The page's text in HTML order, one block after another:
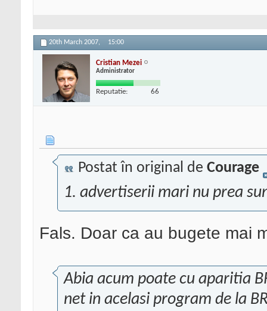
20th March 2007, 15:00
Cristian Mezei
Administrator
Reputatie: 66
Postat în original de Courage
1. advertiserii mari nu prea
Fals. Doar ca au bugete mai
Abia acum poate cu aparitia
net in acelasi program de la